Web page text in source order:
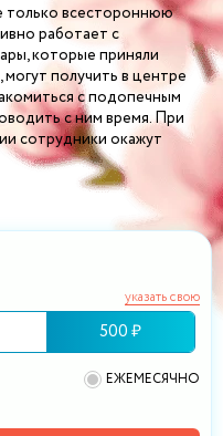
указать свою
500 ₽
ЕЖЕМЕСЯЧНО
только всестороннюю
работает с
которые приняли
получить в центре
с подопечным
с ним время. При
сотрудники окажут